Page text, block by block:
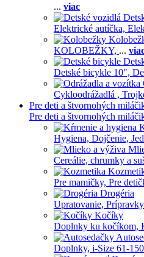
... viac
Elektrické autíčka,
KOLOBEŽKY, ...
Detské bicykle 10",
Cykloodrážadlá ,
Pre deti a štvornohých
Pre deti a štvornohých
Hygiena, Dojčenie,
Cereálie, chrumky a
Pre mamičky, Pre
Drogéria
Upratovanie,
Kočíky
Doplnky ku kočíkom,
Doplnky, i-Size 61-